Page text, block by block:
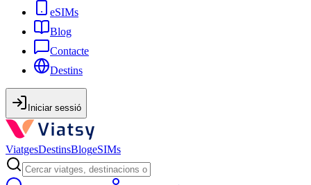
eSIMs
Blog
Contacte
Destins
Iniciar sessió
ViatgesDestinsBlogeSIMs